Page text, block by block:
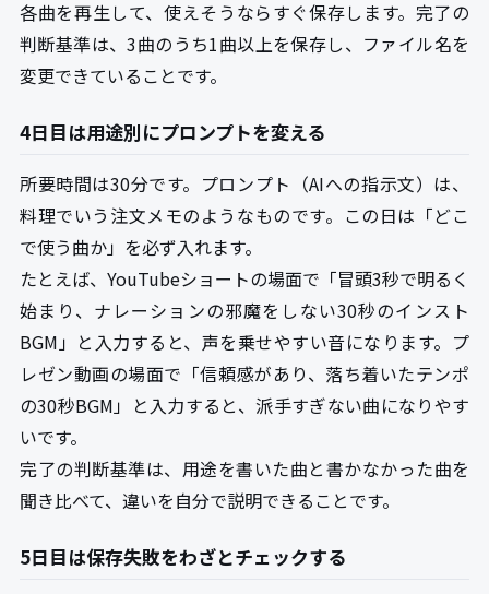
各曲を再生して、使えそうならすぐ保存します。完了の
判断基準は、3曲のうち1曲以上を保存し、ファイル名を
変更できていることです。
4日目は用途別にプロンプトを変える
所要時間は30分です。プロンプト（AIへの指示文）は、
料理でいう注文メモのようなものです。この日は「どこ
で使う曲か」を必ず入れます。
たとえば、YouTubeショートの場面で「冒頭3秒で明るく
始まり、ナレーションの邪魔をしない30秒のインスト
BGM」と入力すると、声を乗せやすい音になります。プ
レゼン動画の場面で「信頼感があり、落ち着いたテンポ
の30秒BGM」と入力すると、派手すぎない曲になりやす
いです。
完了の判断基準は、用途を書いた曲と書かなかった曲を
聞き比べて、違いを自分で説明できることです。
5日目は保存失敗をわざとチェックする